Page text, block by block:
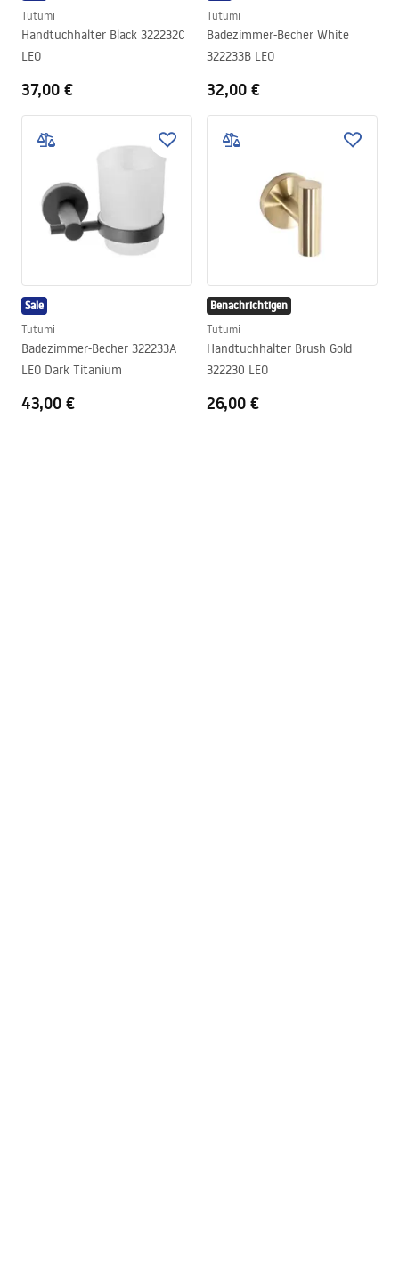
Tutumi
Handtuchhalter Black 322232C
LEO
37,00 €
Tutumi
Badezimmer-Becher White
322233B LEO
32,00 €
Sale
Tutumi
Badezimmer-Becher 322233A
LEO Dark Titanium
43,00 €
Benachrichtigen
Tutumi
Handtuchhalter Brush Gold
322230 LEO
26,00 €